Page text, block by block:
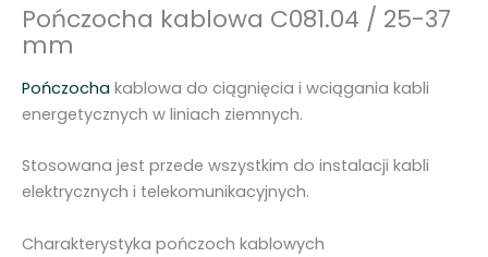
4
/
2
3
7
m
Pończocha kablowa C081.04 / 25-37
mm
Pończocha kablowa do ciągnięcia i wciągania kabli
energetycznych w liniach ziemnych.
Stosowana jest przede wszystkim do instalacji kabli
elektrycznych i telekomunikacyjnych.
Charakterystyka pończoch kablowych